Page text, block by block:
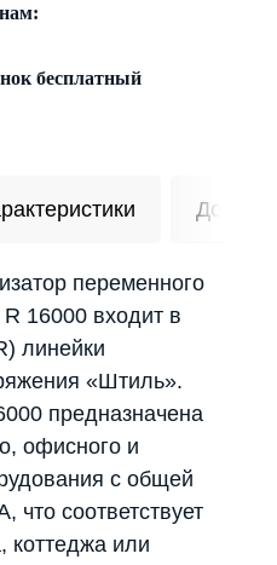
бесплатный
переменного
16000 входит в
линейки
«Штиль».
предназначена
офисного и
с общей
соответствует
коттеджа или